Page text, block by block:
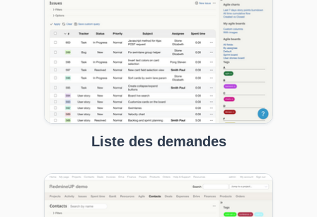
Liste des demandes